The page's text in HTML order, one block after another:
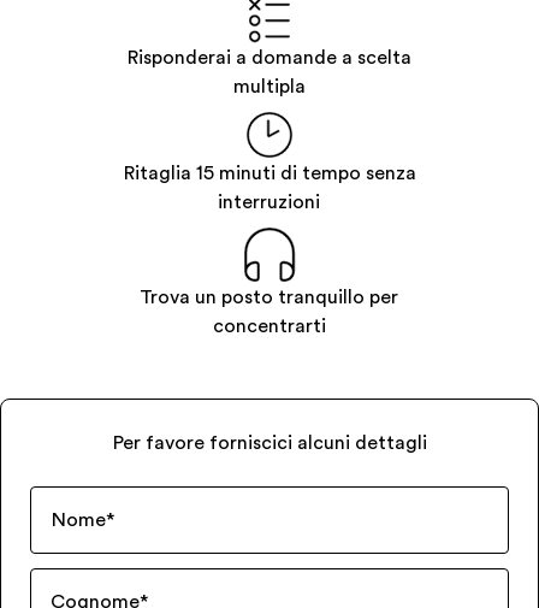
Risponderai a domande a scelta
multipla
Ritaglia 15 minuti di tempo senza
interruzioni
Trova un posto tranquillo per
concentrarti
Per favore forniscici alcuni dettagli
Nome*
Cognome*